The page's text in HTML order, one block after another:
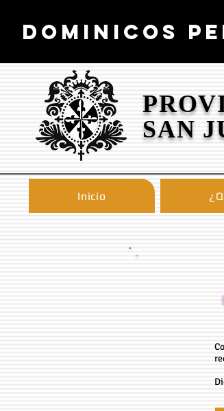
DOMINICOS
SAN
Inicio